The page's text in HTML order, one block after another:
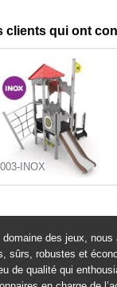
">
clients qui ont
INOX
">
des jeux,
sûrs, robustes et
de qualité qui